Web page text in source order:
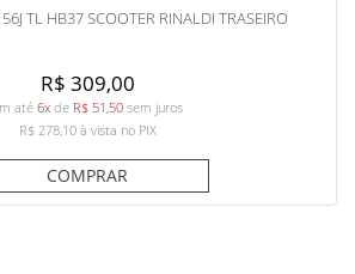
TL HB37 SCOOTER RINALDI TRASEIRO
R$ 309,00
até 6x de R$ 51,50 sem juros
R$ 278,10à vista no PIX
COMPRAR